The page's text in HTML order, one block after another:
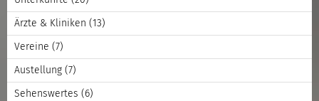
Ärzte & Kliniken (13)
Vereine (7)
Austellung (7)
Sehenswertes (6)